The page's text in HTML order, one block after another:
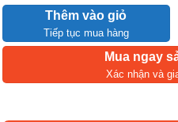
Thêm vào giỏ
Tiếp tục mua hàng
Mua ngay
Xác nhận và